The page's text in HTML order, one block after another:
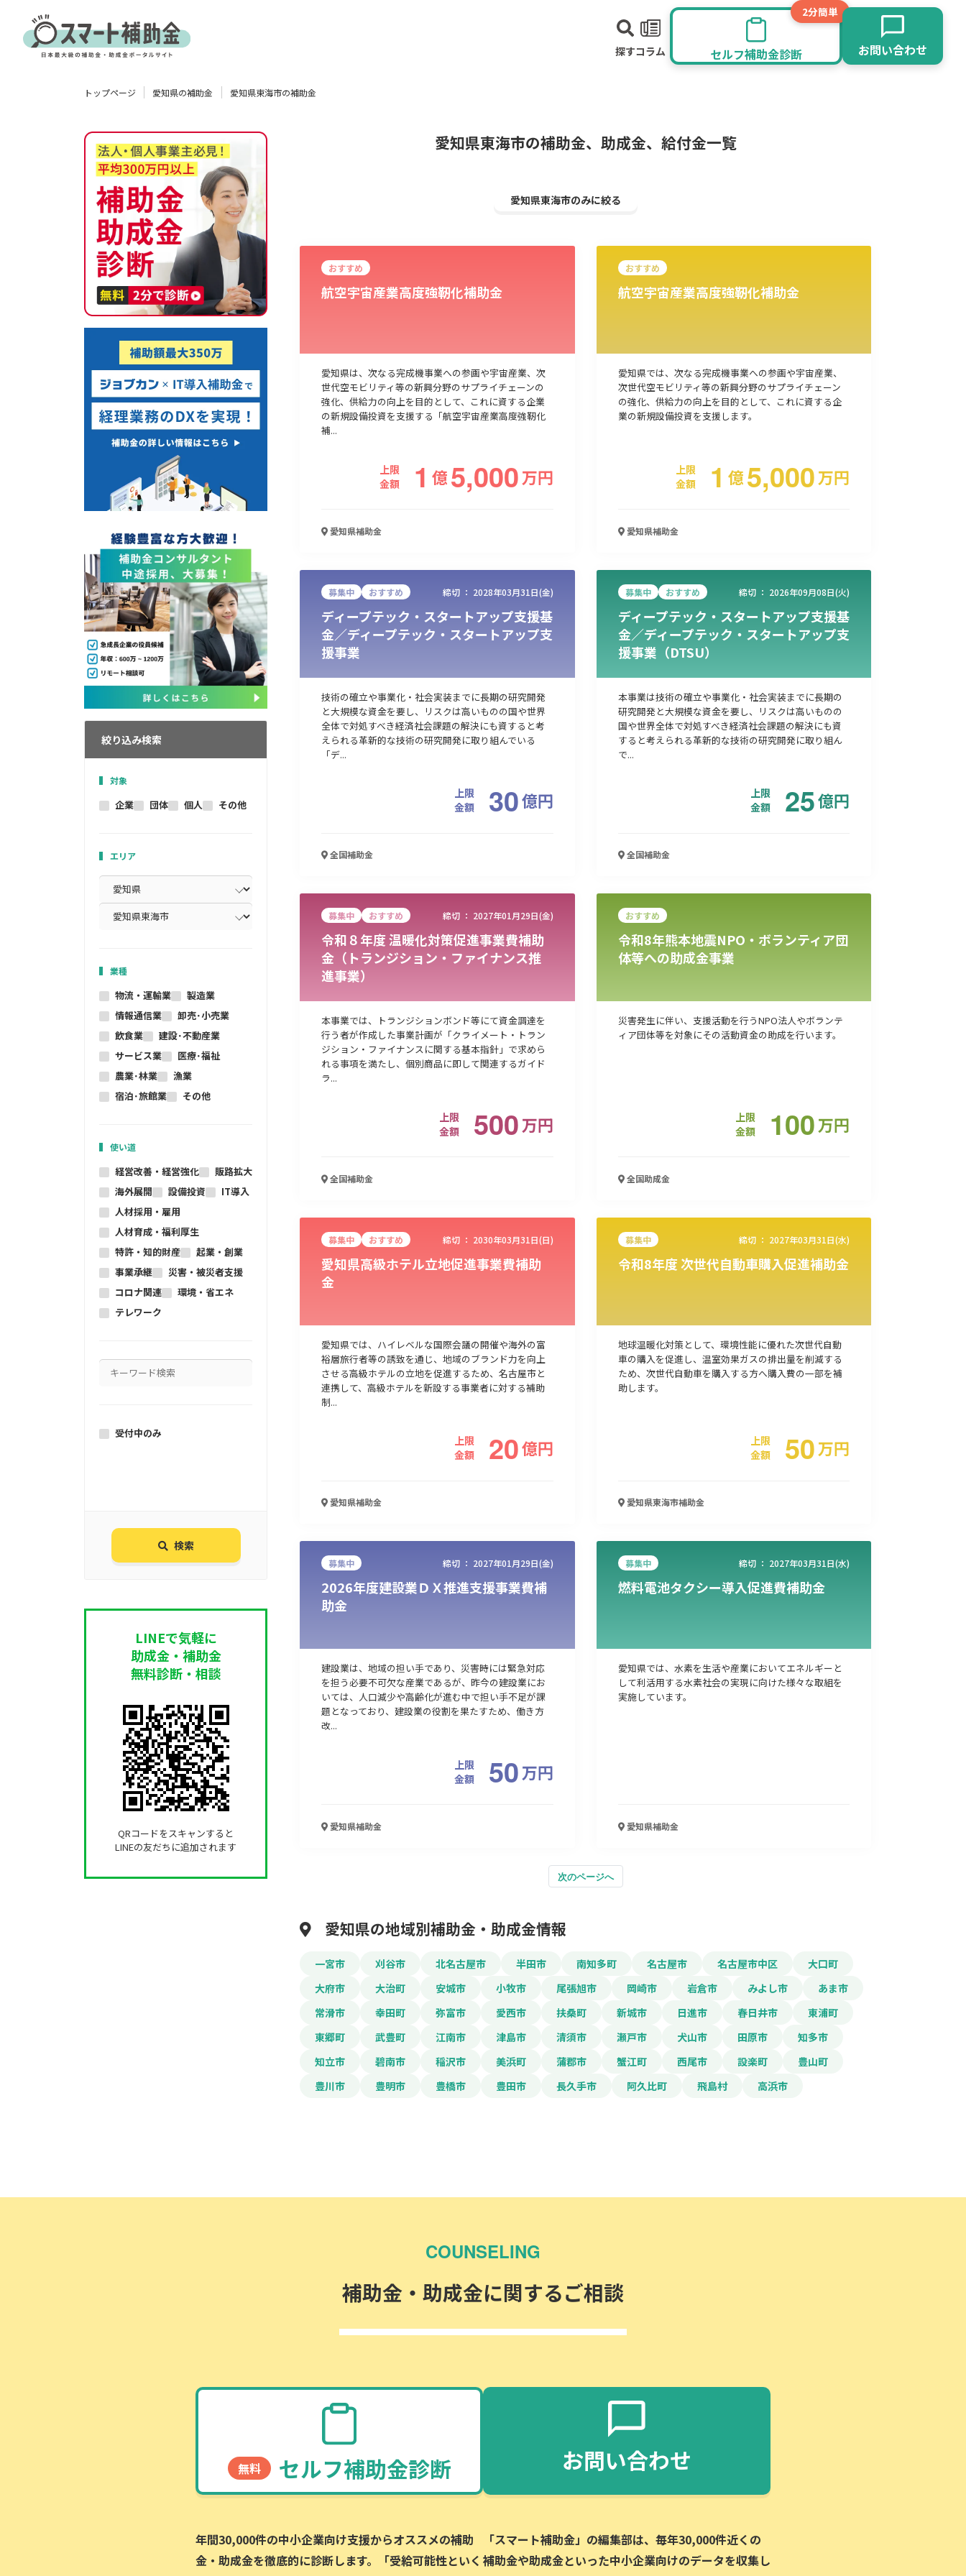
探すコラム
2分簡単
セルフ補助金診断 お問い合わせ
製造業 情報通信業 卸売･小売業 建設･不動産業 サービス業 医療･福祉 宿泊･旅館業 その他
販路拡大 海外展開
トップページ 愛知県の補助金 愛知県東海市の補助金
絞り込み検索
対象
企業 団体 個人 その他
エリア
業種
物流・運輸業
製造業
情報通信業
卸売･小売業
飲食業
建設･不動産業
サービス業
医療･福祉
農業･林業
漁業
宿泊･旅館業
その他
使い道
経営改善・経営強化
販路拡大
海外展開
設備投資
IT導入
人材採用・雇用
人材育成・福利厚生
特許・知的財産
起業・創業
事業承継
災害・被災者支援
コロナ関連
環境・省エネ
テレワーク
受付中のみ
検索
LINEで気軽に
助成金・補助金
無料診断・相談
QRコードをスキャンすると
LINEの友だちに追加されます
愛知県東海市の補助金、助成金、給付金一覧
愛知県東海市のみに絞る
おすすめ
航空宇宙産業高度強靭化補助金
愛知県は、次なる完成機事業への参画や宇宙産業、次
世代空モビリティ等の新興分野のサプライチェーンの
強化、供給力の向上を目的として、これに資する企業
の新規設備投資を支援する「航空宇宙産業高度強靭化
補...
上限
金額
1 億5,000万円
愛知県補助金
おすすめ
航空宇宙産業高度強靭化補助金
愛知県では、次なる完成機事業への参画や宇宙産業、
次世代空モビリティ等の新興分野のサプライチェーン
の強化、供給力の向上を目的として、これに資する企
業の新規設備投資を支援します。​
上限
金額
1 億5,000万円
愛知県補助金
募集中 おすすめ 締切 ： 2028年03月31日(金)
ディープテック・スタートアップ支援基
金／ディープテック・スタートアップ支
援事業
技術の確立や事業化・社会実装までに長期の研究開発
と大規模な資金を要し、リスクは高いものの国や世界
全体で対処すべき経済社会課題の解決にも資すると考
えられる革新的な技術の研究開発に取り組んでいる
「デ...
上限
金額
30億円
全国補助金
募集中 おすすめ 締切 ： 2026年09月08日(火)
ディープテック・スタートアップ支援基
金／ディープテック・スタートアップ支
援事業（DTSU）
本事業は技術の確立や事業化・社会実装までに長期の
研究開発と大規模な資金を要し、リスクは高いものの
国や世界全体で対処すべき経済社会課題の解決にも資
すると考えられる革新的な技術の研究開発に取り組ん
で...
上限
金額
25億円
全国補助金
募集中 おすすめ 締切 ： 2027年01月29日(金)
令和８年度 温暖化対策促進事業費補助
金（トランジション・ファイナンス推
進事業）
本事業では、トランジションボンド等にて資金調達を
行う者が作成した事業計画が「クライメート・トラン
ジション・ファイナンスに関する基本指針」で求めら
れる事項を満たし、個別商品に即して関連するガイド
ラ...
上限
金額
500万円
全国補助金
おすすめ
令和8年熊本地震NPO・ボランティア団
体等への助成金事業
災害発生に伴い、支援活動を行うNPO法人やボランテ
ィア団体等を対象にその活動資金の助成を行います。
上限
金額
100万円
全国助成金
募集中 おすすめ 締切 ： 2030年03月31日(日)
愛知県高級ホテル立地促進事業費補助
金
愛知県では、ハイレベルな国際会議の開催や海外の富
裕層旅行者等の誘致を通じ、地域のブランド力を向上
させる高級ホテルの立地を促進するため、名古屋市と
連携して、高級ホテルを新設する事業者に対する補助
制...
上限
金額
20億円
愛知県補助金
募集中 締切 ： 2027年03月31日(水)
令和8年度 次世代自動車購入促進補助金
地球温暖化対策として、環境性能に優れた次世代自動
車の購入を促進し、温室効果ガスの排出量を削減する
ため、次世代自動車を購入する方へ購入費の一部を補
助します。
上限
金額
50万円
愛知県東海市補助金
募集中 締切 ： 2027年01月29日(金)
2026年度建設業ＤＸ推進支援事業費補
助金
建設業は、地域の担い手であり、災害時には緊急対応
を担う必要不可欠な産業であるが、昨今の建設業にお
いては、人口減少や高齢化が進む中で担い手不足が課
題となっており、建設業の役割を果たすため、働き方
改...
上限
金額
50万円
愛知県補助金
募集中 締切 ： 2027年03月31日(水)
燃料電池タクシー導入促進費補助金
愛知県では、水素を生活や産業においてエネルギーと
して利活用する水素社会の実現に向けた様々な取組を
実施しています。
愛知県補助金
次のページへ
愛知県の地域別補助金・助成金情報
一宮市 刈谷市 北名古屋市 半田市 南知多町 名古屋市 名古屋市中区
大口町
大府市
大治町 安城市 小牧市 尾張旭市 岡崎市 岩倉市 みよし市
あま市
常滑市
幸田町 弥富市 愛西市 扶桑町 新城市 日進市 春日井市
東浦町
東郷町
武豊町 江南市 津島市 清須市 瀬戸市 犬山市 田原市
知多市
知立市
碧南市 稲沢市 美浜町 蒲郡市 蟹江町 西尾市 設楽町
豊山町
豊川市
豊明市 豊橋市 豊田市 長久手市 阿久比町 飛島村 高浜市
COUNSELING
補助金・助成金に関するご相談
無料 セルフ補助金診断
年間30,000件の中小企業向け支援からオススメの補助
金・助成金を徹底的に診断します。「受給可能性といく
お問い合わせ
「スマート補助金」の編集部は、毎年30,000件近くの
補助金や助成金といった中小企業向けのデータを収集し